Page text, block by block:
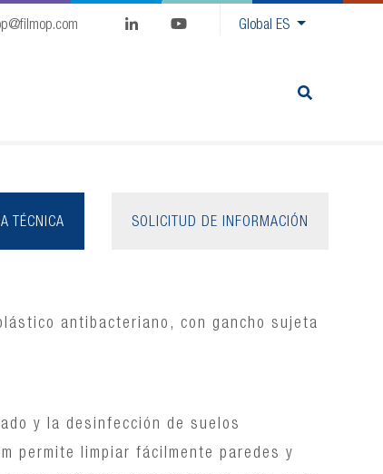
GlobalES
SOLICITUD DE INFORMACIÓN
TÉCNICA
antibacteriano, con gancho sujeta
y la desinfección de suelos
permite limpiar fácilmente paredes y